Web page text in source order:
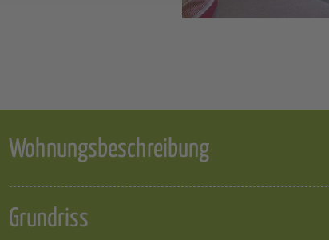
Wohnungsbeschreibung
Grundriss